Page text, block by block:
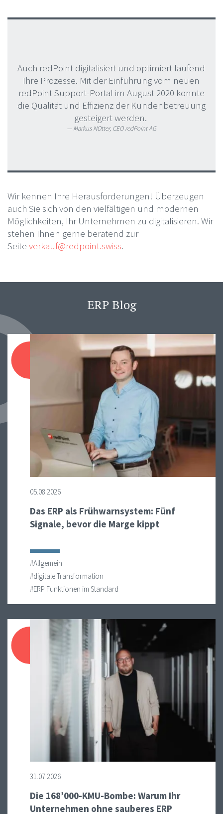
Auch redPoint digitalisiert und optimiert laufend
Ihre Prozesse. Mit der Einführung vom neuen
redPoint Support-Portal im August 2020 konnte
die Qualität und Effizienz der Kundenbetreuung
gesteigert werden.
Markus NOtter, CEO redPoint AG
Wir kennen Ihre Herausforderungen! Überzeugen
auch Sie sich von den vielfältigen und modernen
Möglichkeiten, Ihr Unternehmen zu digitalisieren. Wir
stehen Ihnen gerne beratend zur
Seite verkauf@redpoint.swiss.
ERP Blog
05.08.2026
Das ERP als Frühwarnsystem: Fünf
Signale, bevor die Marge kippt
#Allgemein
#digitale Transformation
#ERP Funktionen im Standard
31.07.2026
Die 168’000-KMU-Bombe: Warum Ihr
Unternehmen ohne sauberes ERP